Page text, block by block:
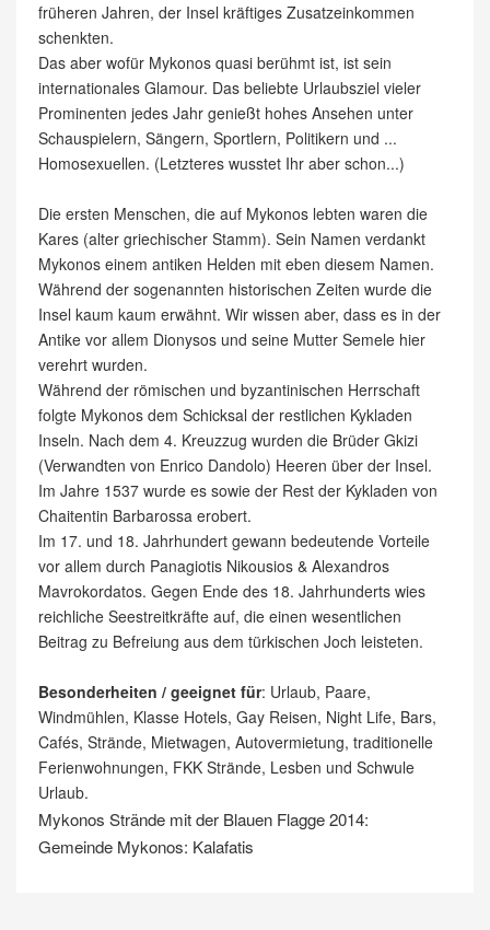
früheren Jahren, der Insel kräftiges Zusatzeinkommen
schenkten.
Das aber wofür Mykonos quasi berühmt ist, ist sein
internationales Glamour. Das beliebte Urlaubsziel vieler
Prominenten jedes Jahr genießt hohes Ansehen unter
Schauspielern, Sängern, Sportlern, Politikern und ...
Homosexuellen. (Letzteres wusstet Ihr aber schon...)
Die ersten Menschen, die auf Mykonos lebten waren die
Kares (alter griechischer Stamm). Sein Namen verdankt
Mykonos einem antiken Helden mit eben diesem Namen.
Während der sogenannten historischen Zeiten wurde die
Insel kaum kaum erwähnt. Wir wissen aber, dass es in der
Antike vor allem Dionysos und seine Mutter Semele hier
verehrt wurden.
Während der römischen und byzantinischen Herrschaft
folgte Mykonos dem Schicksal der restlichen Kykladen
Inseln. Nach dem 4. Kreuzzug wurden die Brüder Gkizi
(Verwandten von Enrico Dandolo) Heeren über der Insel.
Im Jahre 1537 wurde es sowie der Rest der Kykladen von
Chaitentin Barbarossa erobert.
Im 17. und 18. Jahrhundert gewann bedeutende Vorteile
vor allem durch Panagiotis Nikousios & Alexandros
Mavrokordatos. Gegen Ende des 18. Jahrhunderts wies
reichliche Seestreitkräfte auf, die einen wesentlichen
Beitrag zu Befreiung aus dem türkischen Joch leisteten.
Besonderheiten / geeignet für: Urlaub, Paare,
Windmühlen, Klasse Hotels, Gay Reisen, Night Life, Bars,
Cafés, Strände, Mietwagen, Autovermietung, traditionelle
Ferienwohnungen, FKK Strände, Lesben und Schwule
Urlaub.
Mykonos Strände mit der Blauen Flagge 2014:
Gemeinde Mykonos: Kalafatis